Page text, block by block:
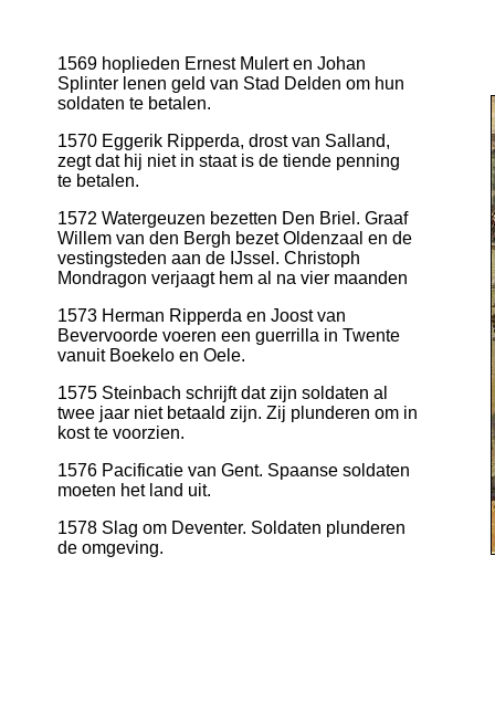
1569 hoplieden Ernest Mulert en Johan
Splinter lenen geld van Stad Delden om hun
soldaten te betalen.
1570 Eggerik Ripperda, drost van Salland,
zegt dat hij niet in staat is de tiende penning
te betalen.
1572 Watergeuzen bezetten Den Briel. Graaf
Willem van den Bergh bezet Oldenzaal en de
vestingsteden aan de IJssel. Christoph
Mondragon verjaagt hem al na vier maanden
1573 Herman Ripperda en Joost van
Bevervoorde voeren een guerrilla in Twente
vanuit Boekelo en Oele.
1575 Steinbach schrijft dat zijn soldaten al
twee jaar niet betaald zijn. Zij plunderen om in
kost te voorzien.
1576 Pacificatie van Gent. Spaanse soldaten
moeten het land uit.
1578 Slag om Deventer. Soldaten plunderen
de omgeving.